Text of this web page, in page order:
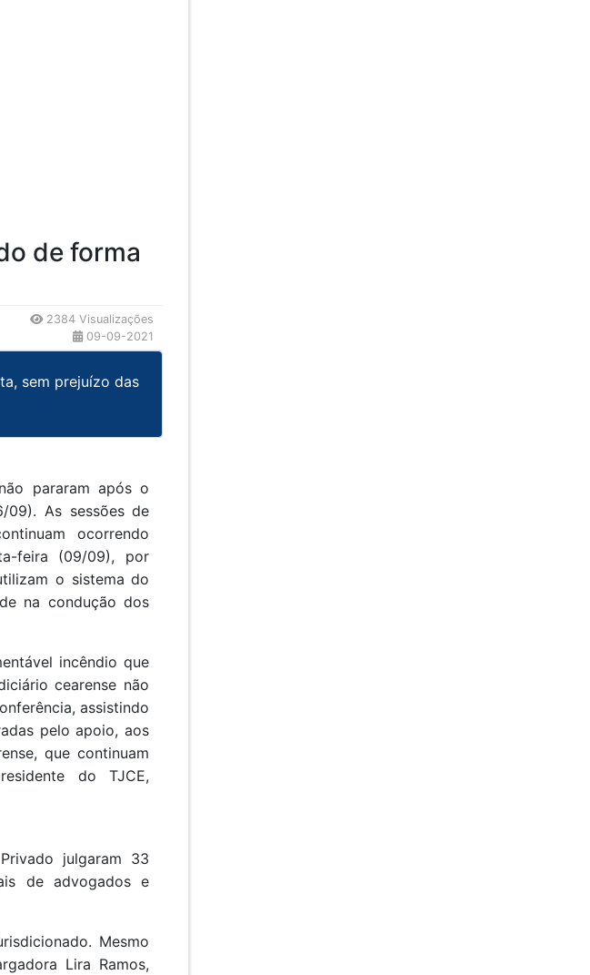
de forma
2384 Visualizações
09-09-2021
sem prejuízo das
pararam após o
09). As sessões de
ocorrendo
feira (09/09), por
o sistema do
na condução dos
incêndio que
cearense não
assistindo
pelo apoio, aos
que continuam
do TJCE,
julgaram 33
de advogados e
Mesmo
Lira Ramos,